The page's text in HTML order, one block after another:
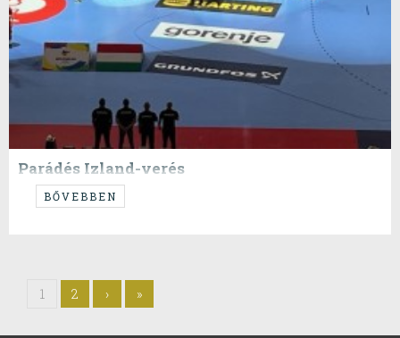
Parádés Izland-verés
....végre közétettük, amennyit csak lehetett...
BŐVEBBEN
1 2 › »